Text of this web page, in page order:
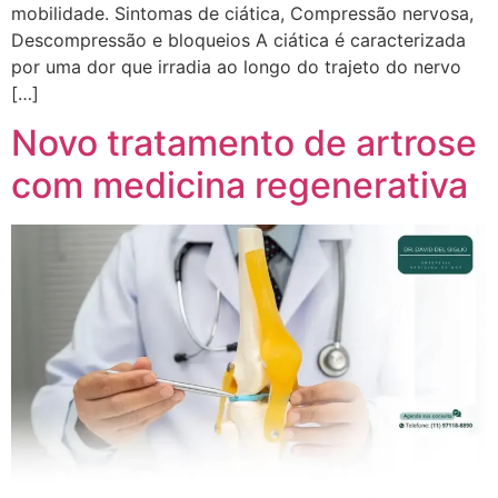
mobilidade. Sintomas de ciática, Compressão nervosa,
Descompressão e bloqueios A ciática é caracterizada
por uma dor que irradia ao longo do trajeto do nervo
[…]
Novo tratamento de artrose
com medicina regenerativa